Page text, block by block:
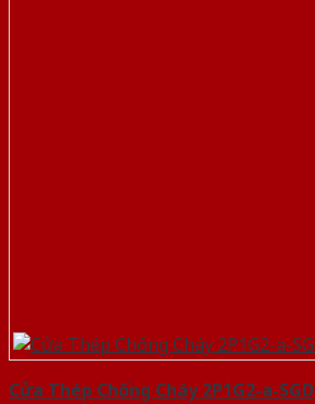
Cửa Thép Chống Cháy 2P1G2-a-SGD